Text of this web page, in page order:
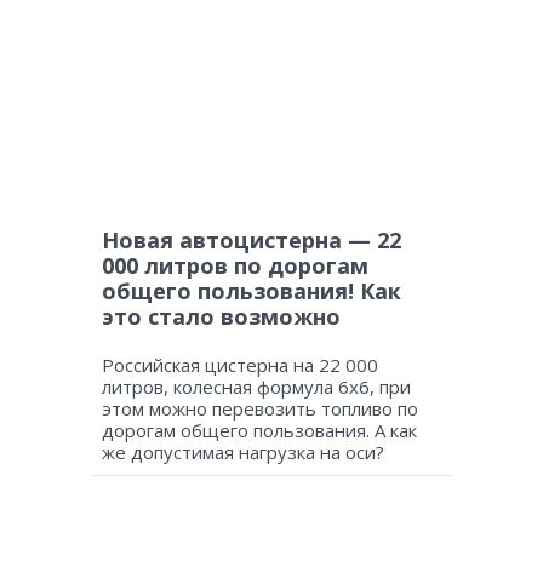
Новая автоцистерна — 22
000 литров по дорогам
общего пользования! Как
это стало возможно
Российская цистерна на 22 000
литров, колесная формула 6х6, при
этом можно перевозить топливо по
дорогам общего пользования. А как
же допустимая нагрузка на оси?